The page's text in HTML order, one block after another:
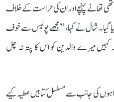
پہنچے اور ان کی حراست کے خلاف
گیا۔ شال نے کہا، ’’مجھے پولیس سے خوف
کہیں میرے والدین کو اس کا پتہ نہ چل
کی جانب سے مسلسل کتابیں عطیہ کیے